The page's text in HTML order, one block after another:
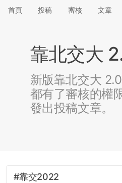
首頁 投稿 審核 文章
靠北交大
新版靠北交大
都有了審核的權
發出投稿文章。
#靠交2022